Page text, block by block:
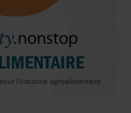
l'industrie agroalimentaire